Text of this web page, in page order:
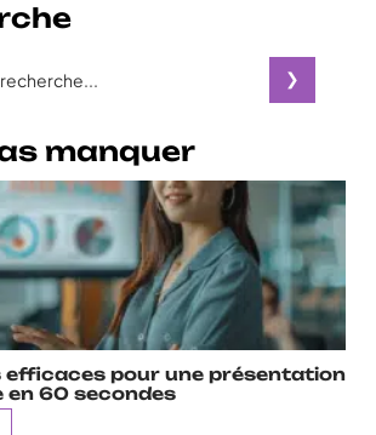
manquer
efficaces pour une présentation
en 60 secondes